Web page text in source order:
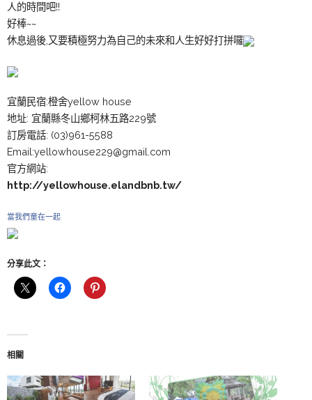
人的時間吧!!
好棒~~
休息過後,又要積極努力為自己的未來和人生好好打拼囉
宜蘭民宿:橙舍yellow house
地址: 宜蘭縣冬山鄉柯林五路229號
訂房電話: (03)961-5588
Email:yellowhouse229@gmail.com
官方網站:
http://yellowhouse.elandbnb.tw/
當我們童在一起
分享此文：
相關